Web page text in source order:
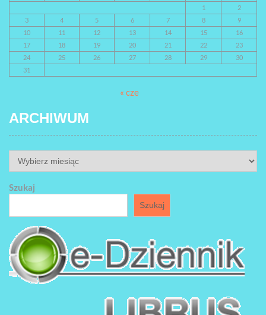
1
2
3
4 5 6 7 8
9
10
11 12 13 14 15
16
17
18 19 20 21 22
23
24
25 26 27 28 29
30
31
« cze
ARCHIWUM
ARCHIWUM
Szukaj
Szukaj